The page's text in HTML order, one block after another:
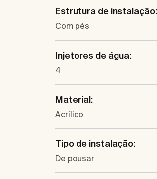
Estrutura de instalação:
Com pés
Injetores de água:
4
Material:
Acrílico
Tipo de instalação:
De pousar